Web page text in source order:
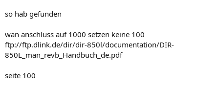
so hab gefunden
wan anschluss auf 1000 setzen keine 100
ftp://ftp.dlink.de/dir/dir-850l/documentation/DIR-
850L_man_revb_Handbuch_de.pdf
seite 100